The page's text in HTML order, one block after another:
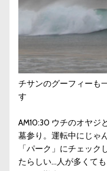
チサンのグーフィーも
す
AM10:30 ウチのオヤジ
墓参り。運転中にじゃ
「パーク」にチェッ
たらしい…人が多くて